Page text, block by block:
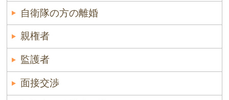
自衛隊の方の離婚
親権者
監護者
面接交渉